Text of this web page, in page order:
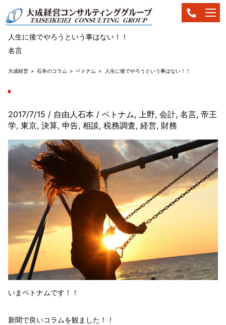
人生に後でやろうという事はない！！
名言
大成経営 石本のコラム ベトナム 人生に後でやろうという事はない！！
2017/7/15 / 自由人石本 / ベトナム, 上野, 会計, 名言, 帝王
学, 東京, 決算, 申告, 相談, 税務調査, 経営, 財務
いまベトナムです！！
新聞で良いコラムを観ました！！